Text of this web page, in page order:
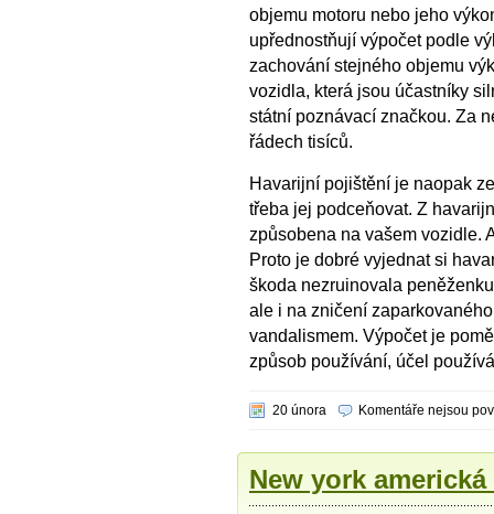
objemu motoru nebo jeho
upřednostňují výpočet podle
zachování stejného objemu
vozidla, která jsou účastníky
státní poznávací značkou. Za
řádech tisíců.
Havarijní pojištění je naopak
třeba jej podceňovat. Z
způsobena na vašem vozidle.
Proto je dobré vyjednat si
škoda nezruinovala
ale i na zničení
vandalismem. Výpočet je
způsob používání, účel
20 února Komentáře nejsou
New york